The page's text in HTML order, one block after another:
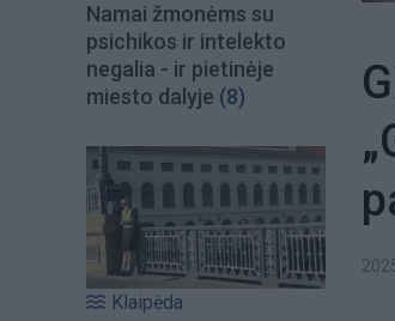
Namai žmonėms su
psichikos ir intelekto
negalia - ir pietinėje
miesto dalyje (8)
Klaipėda